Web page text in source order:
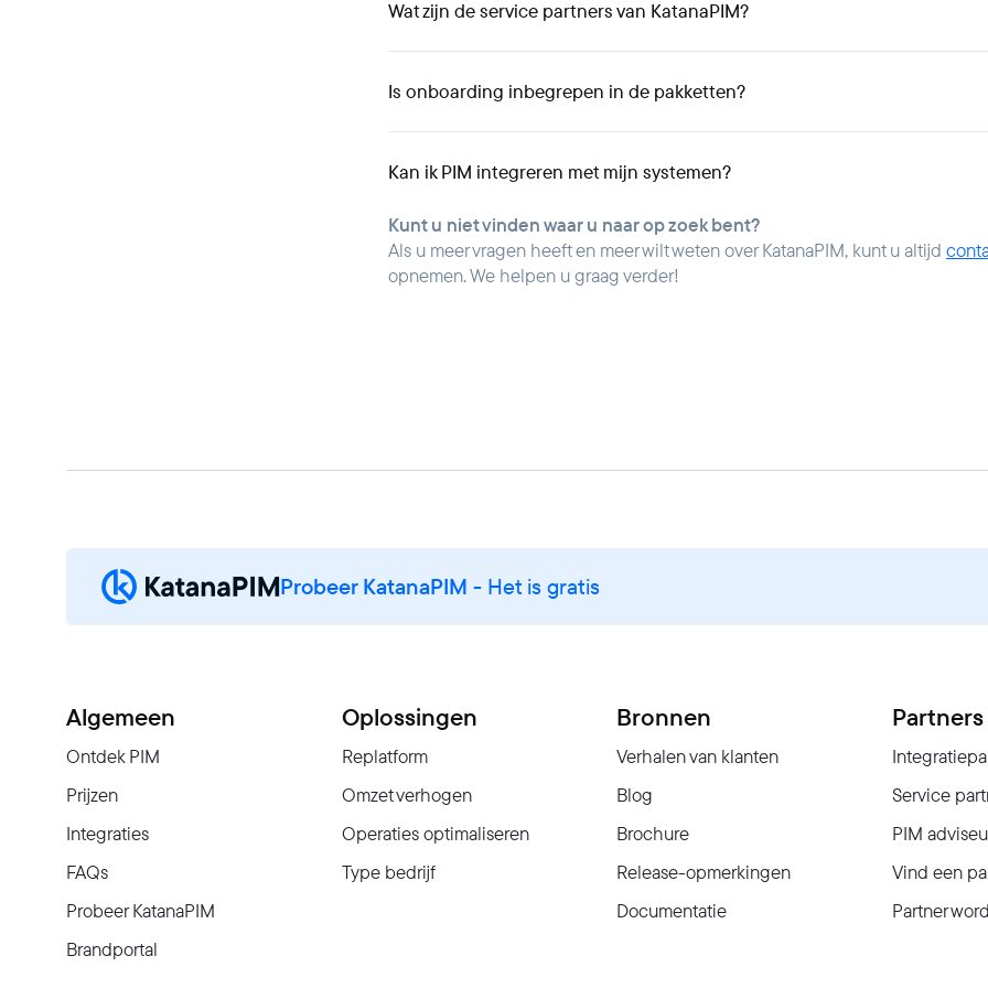
Wat zijn de service partners van KatanaPIM?
Is onboarding inbegrepen in de pakketten?
Kan ik PIM integreren met mijn systemen?
Kunt u niet vinden waar u naar op zoek bent?
Als u meer vragen heeft en meer wilt weten over KatanaPIM, kunt u altijd
opnemen. We helpen u graag verder!
Probeer KatanaPIM - Het is gratis
Algemeen
Ontdek PIM
Prijzen
Integraties
FAQs
Probeer KatanaPIM
Brandportal
Oplossingen
Replatform
Omzet verhogen
Operaties optimaliseren
Type bedrijf
Bronnen
Verhalen van klanten
Blog
Brochure
Release-opmerkingen
Documentatie
Partners
Service
PIM
Vind een
Partner